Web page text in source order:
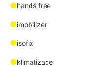
●hands free
●imobilizér
●isofix
●klimatizace